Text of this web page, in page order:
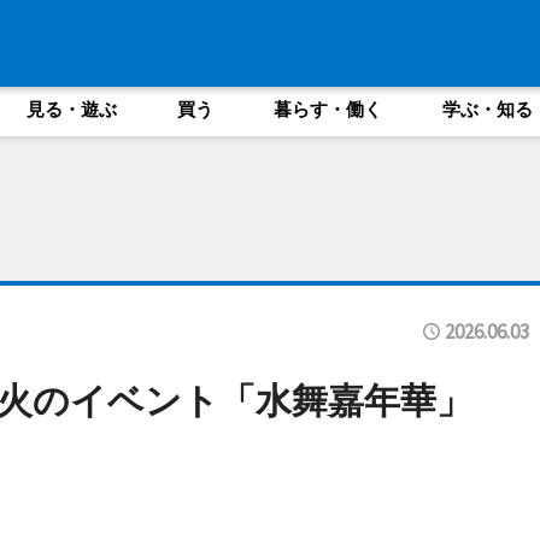
見る・遊ぶ 買う 暮らす・働く 学ぶ・知る
2026.06.03
のイベント「水舞嘉年華」